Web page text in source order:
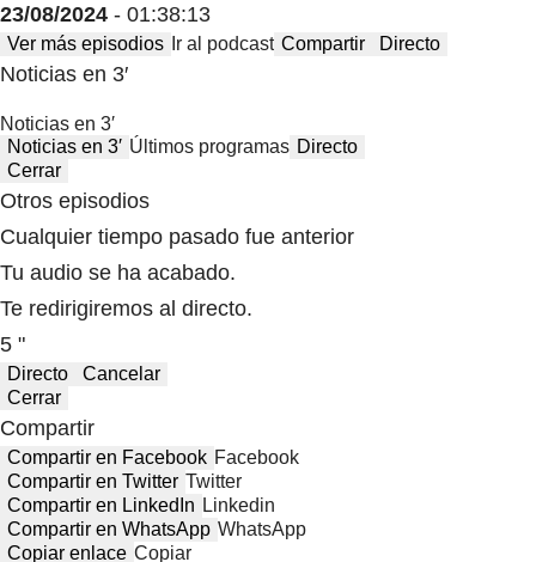
23/08/2024 - 01:38:13
Ver más episodios Ir al podcast Compartir Directo
Noticias en 3′
Noticias en 3′
Noticias en 3′ Últimos programas Directo
Cerrar
Otros episodios
Cualquier tiempo pasado fue anterior
Tu audio se ha acabado.
Te redirigiremos al directo.
5 "
Directo
Cancelar
Cerrar
Compartir
Compartir en Facebook Facebook
Compartir en Twitter Twitter
Compartir en LinkedIn Linkedin
Compartir en WhatsApp WhatsApp
Copiar enlace Copiar